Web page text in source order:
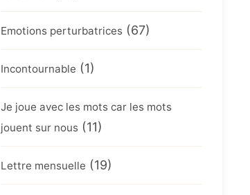
Emotions perturbatrices (67)
Incontournable (1)
Je joue avec les mots car les mots
jouent sur nous (11)
Lettre mensuelle (19)